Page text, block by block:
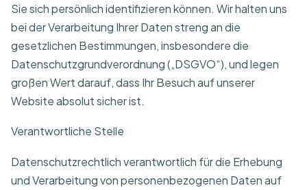
Sie sich persönlich identifizieren können. Wir halten uns
bei der Verarbeitung Ihrer Daten streng an die
gesetzlichen Bestimmungen, insbesondere die
Datenschutzgrundverordnung („DSGVO“), und legen
großen Wert darauf, dass Ihr Besuch auf unserer
Website absolut sicher ist.
Verantwortliche Stelle
Datenschutzrechtlich verantwortlich für die Erhebung
und Verarbeitung von personenbezogenen Daten auf